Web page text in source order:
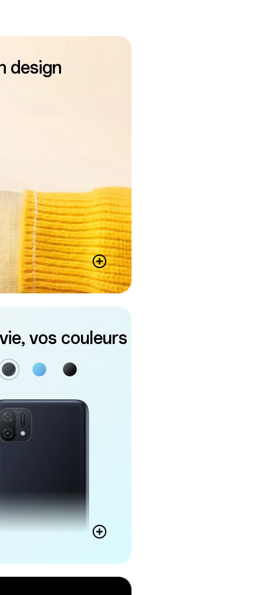
design
vos couleurs